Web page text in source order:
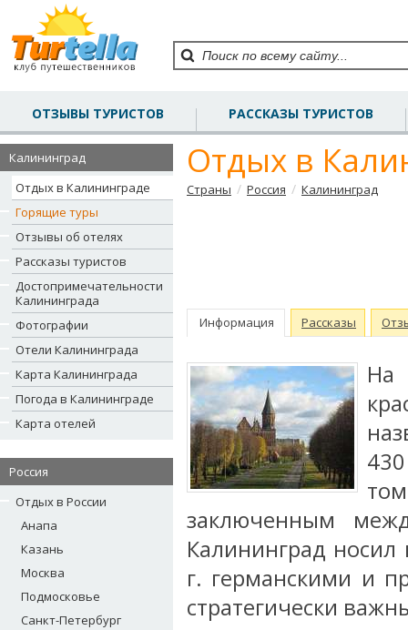
ОТЗЫВЫ ТУРИСТОВ РАССКАЗЫ ТУРИСТОВ
Калининград
Отдых в Калининграде
Горящие туры
Отзывы об отелях
Рассказы туристов
Достопримечательности
Калининграда
Фотографии
Отели Калининграда
Карта Калининграда
Погода в Калининграде
Карта отелей
Россия
Отдых в России
Анапа
Казань
Москва
Подмосковье
Санкт-Петербург
Отдых в
Страны / Россия / Калининград
Информация Рассказы
На
заключенным
Калининград
г. германскими и
стратегически